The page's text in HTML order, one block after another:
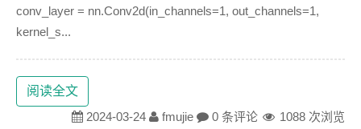
conv_layer = nn.Conv2d(in_channels=1, out_channels=1,
kernel_s...
阅读全文
2024-03-24
fmujie 0 条评论 1088 次浏览